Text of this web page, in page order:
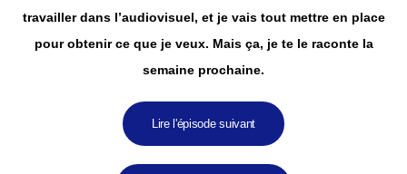
travailler dans l’audiovisuel, et je vais tout mettre en place
pour obtenir ce que je veux. Mais ça, je te le raconte la
semaine prochaine.
Lire l'épisode suivant